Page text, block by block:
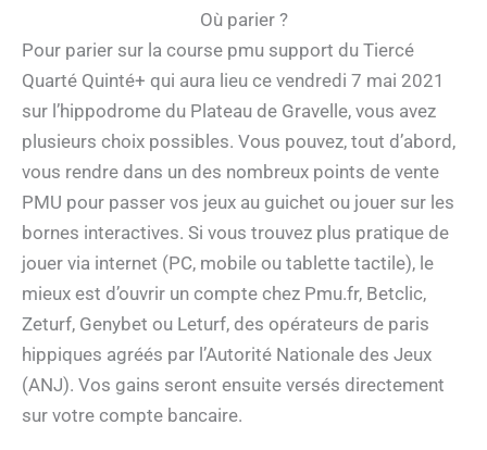
Où parier ?
Pour parier sur la course pmu support du Tiercé
Quarté Quinté+ qui aura lieu ce vendredi 7 mai 2021
sur l’hippodrome du Plateau de Gravelle, vous avez
plusieurs choix possibles. Vous pouvez, tout d’abord,
vous rendre dans un des nombreux points de vente
PMU pour passer vos jeux au guichet ou jouer sur les
bornes interactives. Si vous trouvez plus pratique de
jouer via internet (PC, mobile ou tablette tactile), le
mieux est d’ouvrir un compte chez Pmu.fr, Betclic,
Zeturf, Genybet ou Leturf, des opérateurs de paris
hippiques agréés par l’Autorité Nationale des Jeux
(ANJ). Vos gains seront ensuite versés directement
sur votre compte bancaire.